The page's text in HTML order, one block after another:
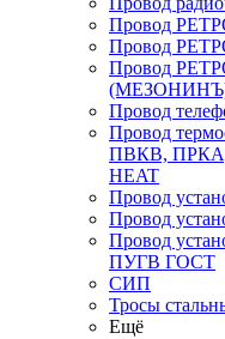
Провод
Провод
Провод
Провод
Провод
ПВКВ,
HEAT
Провод
Провод
Провод
ПУГВ ГОСТ
СИП
Тросы
Ещё